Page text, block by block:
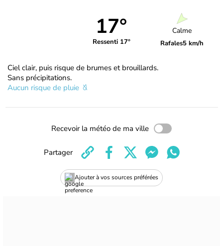
17°
Ressenti 17°
Calme
Rafales5 km/h
Ciel clair, puis risque de brumes et brouillards.
Sans précipitations.
Aucun risque de pluie
Recevoir la météo de ma ville
Ajouter à vos sources préférées
Partager